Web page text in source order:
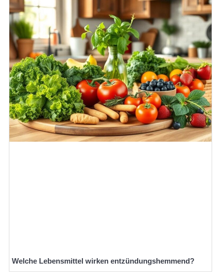
Welche Lebensmittel wirken entzündungshemmend?